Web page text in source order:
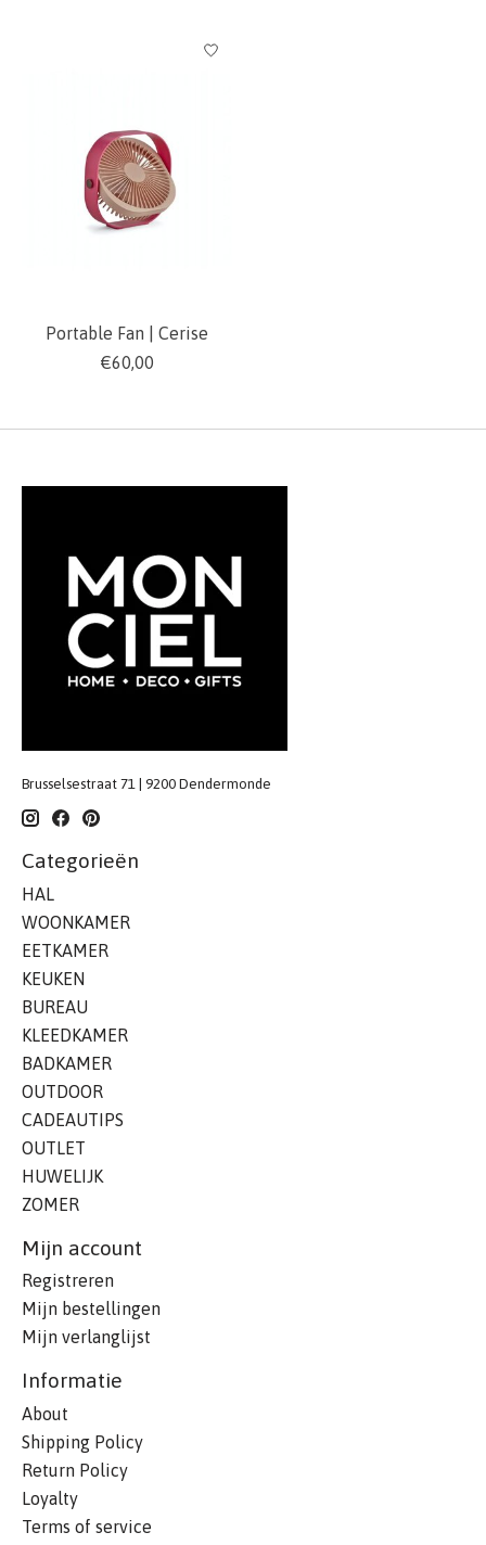
Items van productcarrousel
Portable Fan | Cerise
€60,00
Brusselsestraat 71 | 9200 Dendermonde
Categorieën
HAL
WOONKAMER
EETKAMER
KEUKEN
BUREAU
KLEEDKAMER
BADKAMER
OUTDOOR
CADEAUTIPS
OUTLET
HUWELIJK
ZOMER
Mijn account
Registreren
Mijn bestellingen
Mijn verlanglijst
Informatie
About
Shipping Policy
Return Policy
Loyalty
Terms of service